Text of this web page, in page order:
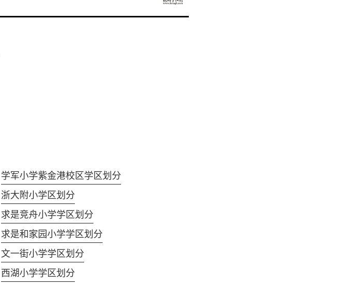
学军小学紫金港校区学区划分
浙大附小学区划分
求是竞舟小学学区划分
求是和家园小学学区划分
文一街小学学区划分
西湖小学学区划分